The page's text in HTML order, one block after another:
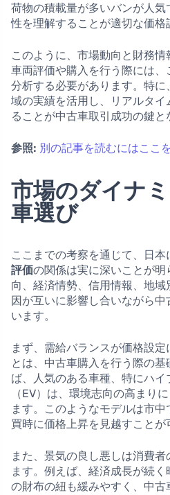
荷物の積載量が多いバンが人
性を理解することが適切な価格
このように、市場動向と財務情
車両評価や購入を行う際には、
分析する必要があります。特
域の実績を活用し、リアルタ
ることが中古車取引成功の鍵と
参照: 別の記事を読むにはここ
市場のダイナ
車選び
ここまでの考察を通じて、日本
評価の関係は実に深いことが
向、経済情勢、信用情報、地
因が互いに影響し合いながら
います。
まず、需給バランスが価格設
とは、中古車購入を行う際の基
ば、人気のある車種、特にハ
（EV）は、環境志向の高まり
ます。このようなモデルは市
買時に価格上昇を見越すことが
また、景気の良し悪しは消費
ます。例えば、経済成長が続
の財布の紐も緩みやすく、中